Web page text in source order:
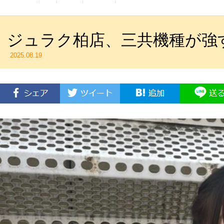
ジュラク柏店、三共機種が強
2025.08.19